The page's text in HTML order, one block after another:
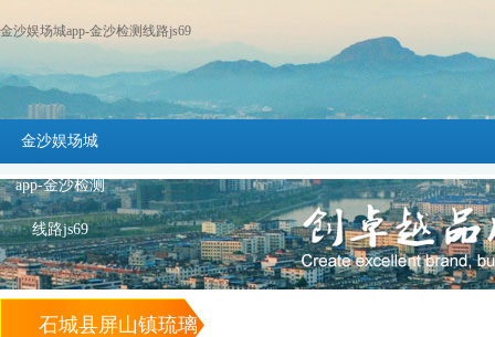
金沙娱场城app-金沙检测线路js69
金沙娱场城
app-金沙检测
线路js69
石城县屏山镇琉璃